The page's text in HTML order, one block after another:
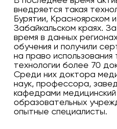
внедряется такая
Бурятии, Красноярском и
Забайкальском краях.
время в данных
обучения и получили
на право использования
технологии более 70
Среди них доктора
наук, профессора,
кафедрами медицинский
образовательных
опытные специалисты.